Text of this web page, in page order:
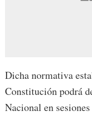
Dicha normativa
Constitución podrá
Nacional en